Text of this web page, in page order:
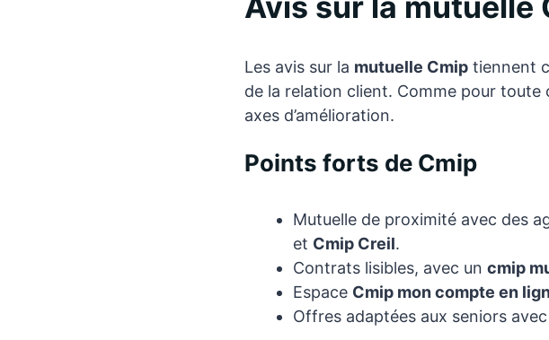
Les avis sur la mutuelle Cmip tiennent
de la relation client. Comme pour
axes d’amélioration.
Points forts de Cmip
Mutuelle de proximité avec des
et Cmip Creil.
Contrats lisibles, avec un cmip
Espace Cmip mon compte en
Offres adaptées aux seniors